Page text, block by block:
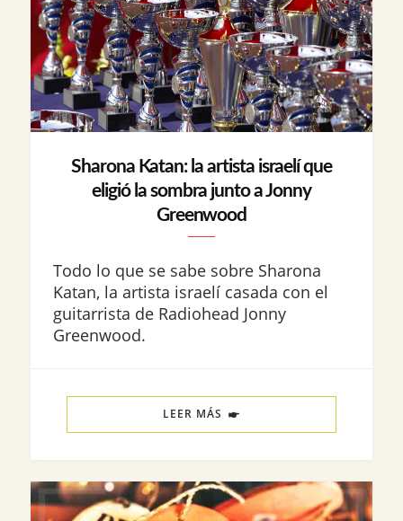
Sharona Katan: la artista israelí que
eligió la sombra junto a Jonny
Greenwood
Todo lo que se sabe sobre Sharona
Katan, la artista israelí casada con el
guitarrista de Radiohead Jonny
Greenwood.
LEER MÁS